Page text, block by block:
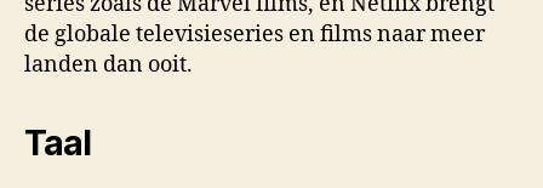
de globale televisieseries en films naar meer
landen dan ooit.
Taal